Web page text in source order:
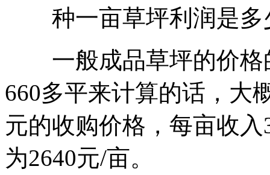
种一亩草坪利润是多
一般成品草坪的价格
660多平来计算的话，大
元的收购价格，每亩收
为2640元/亩。